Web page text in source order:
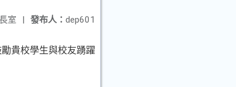
發布人： dep601
室 |
貴校學生與校友踴躍